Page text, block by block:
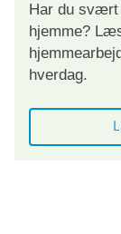
Har du
hjemme?
hverdag.